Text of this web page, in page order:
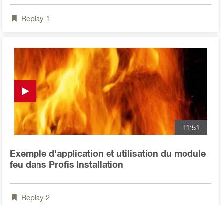
Replay 1
11:51
Exemple d'application et utilisation du module
feu dans Profis Installation
Replay 2